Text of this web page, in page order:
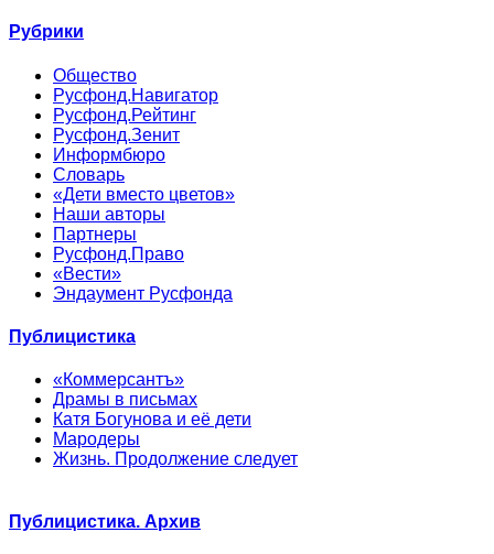
Рубрики
Общество
Русфонд.Навигатор
Русфонд.Рейтинг
Русфонд.Зенит
Информбюро
Словарь
«Дети вместо цветов»
Наши авторы
Партнеры
Русфонд.Право
«Вести»
Эндаумент Русфонда
Публицистика
«Коммерсантъ»
Драмы в письмах
Катя Богунова и её дети
Мародеры
Жизнь. Продолжение следует
Публицистика. Архив